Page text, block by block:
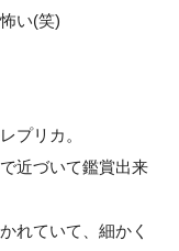
い(笑)
プリカ。
近づいて鑑賞出来
れていて、細かく